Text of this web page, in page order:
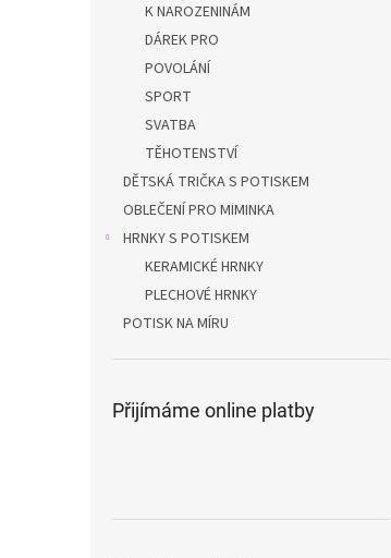
K NAROZENINÁM
DÁREK PRO
POVOLÁNÍ
SPORT
SVATBA
TĚHOTENSTVÍ
DĚTSKÁ TRIČKA S POTISKEM
OBLEČENÍ PRO MIMINKA
HRNKY S POTISKEM
KERAMICKÉ HRNKY
PLECHOVÉ HRNKY
POTISK NA MÍRU
Přijímáme online platby